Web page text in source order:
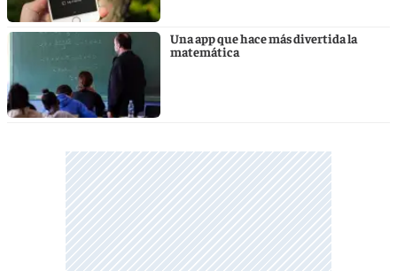
Una app que hace más divertida la
matemática